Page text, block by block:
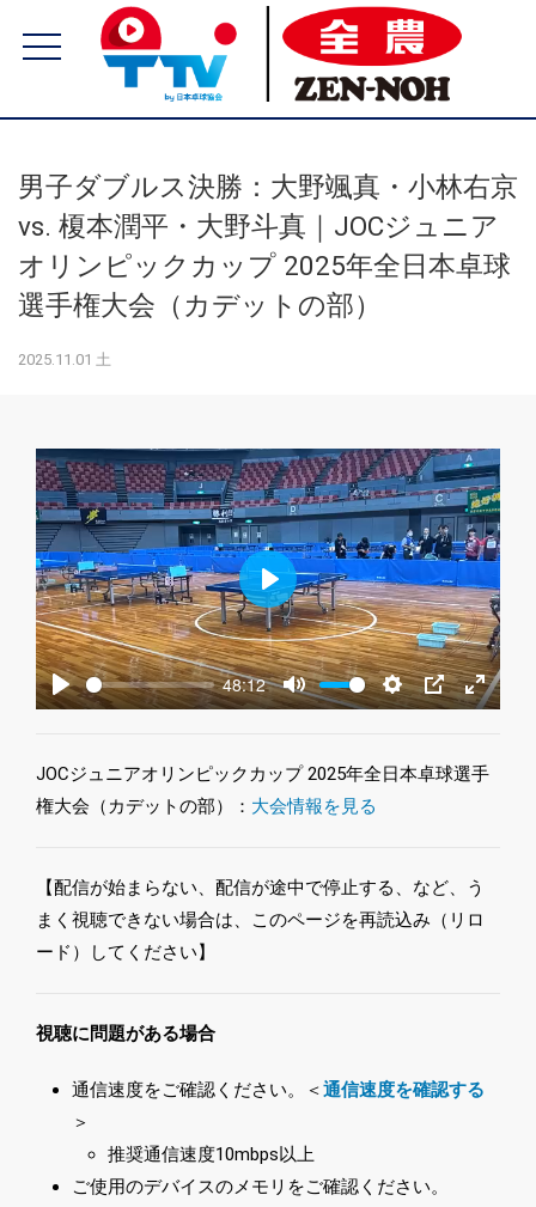
男子ダブルス決勝：大野颯真・小林右京
vs. 榎本潤平・大野斗真｜JOCジュニア
オリンピックカップ 2025年全日本卓球
選手権大会（カデットの部）
2025.11.01 土
Play
48:12
Mute Settings
PIP Enter
Play
JOCジュニアオリンピックカップ 2025年全日本卓球選手
権大会（カデットの部）： 大会情報を見る
【配信が始まらない、配信が途中で停止する、など、う
まく視聴できない場合は、このページを再読込み（リロ
ード）してください】
視聴に問題がある場合
通信速度をご確認ください。＜通信速度を確認する
＞
推奨通信速度10mbps以上
ご使用のデバイスのメモリをご確認ください。